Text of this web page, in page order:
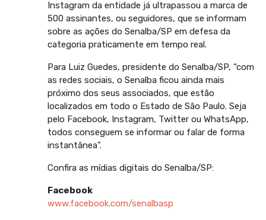
Instagram da entidade já ultrapassou a marca de
500 assinantes, ou seguidores, que se informam
sobre as ações do Senalba/SP em defesa da
categoria praticamente em tempo real.
Para Luiz Guedes, presidente do Senalba/SP, “com
as redes sociais, o Senalba ficou ainda mais
próximo dos seus associados, que estão
localizados em todo o Estado de São Paulo. Seja
pelo Facebook, Instagram, Twitter ou WhatsApp,
todos conseguem se informar ou falar de forma
instantânea”.
Confira as mídias digitais do Senalba/SP:
Facebook
www.facebook.com/senalbasp